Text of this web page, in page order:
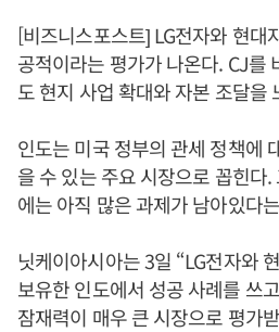
[비즈니스포스트] LG전자와 현대
공적이라는 평가가 나온다. CJ를
도 현지 사업 확대와 자본 조달을
인도는 미국 정부의 관세 정책에
을 수 있는 주요 시장으로 꼽힌다
에는 아직 많은 과제가 남아있다
닛케이아시아는 3일 “LG전자와
보유한 인도에서 성공 사례를 쓰
잠재력이 매우 큰 시장으로 평가